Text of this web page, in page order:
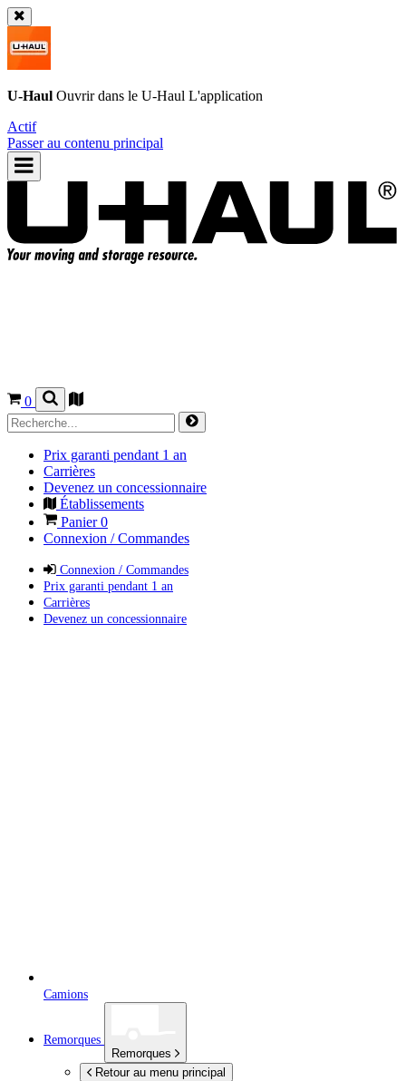
U-Haul Ouvrir dans le U-Haul L'application
Actif
Passer au contenu principal
0
Prix garanti pendant 1 an
Carrières
Devenez un concessionnaire
Établissements
Panier0
Connexion / Commandes
Connexion / Commandes
Prix garanti pendant 1 an
Carrières
Devenez un concessionnaire
Camions
Remorques
Remorques
Retour au menu principal